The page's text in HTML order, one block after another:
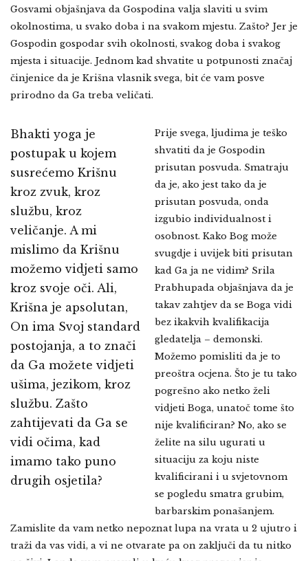
Gosvami objašnjava da Gospodina valja slaviti u svim
okolnostima, u svako doba i na svakom mjestu. Zašto? Jer je
Gospodin gospodar svih okolnosti, svakog doba i svakog
mjesta i situacije. Jednom kad shvatite u potpunosti značaj
činjenice da je Krišna vlasnik svega, bit će vam posve
prirodno da Ga treba veličati.
Bhakti yoga je
postupak u kojem
susrećemo Krišnu
kroz zvuk, kroz
službu, kroz
veličanje. A mi
mislimo da Krišnu
možemo vidjeti samo
kroz svoje oči. Ali,
Krišna je apsolutan,
On ima Svoj standard
postojanja, a to znači
da Ga možete vidjeti
ušima, jezikom, kroz
službu. Zašto
zahtijevati da Ga se
vidi očima, kad
imamo tako puno
drugih osjetila?
Prije svega, ljudima je teško
shvatiti da je Gospodin
prisutan posvuda. Smatraju
da je, ako jest tako da je
prisutan posvuda, onda
izgubio individualnost i
osobnost. Kako Bog može
svugdje i uvijek biti prisutan
kad Ga ja ne vidim? Srila
Prabhupada objašnjava da je
takav zahtjev da se Boga vidi
bez ikakvih kvalifikacija
gledatelja – demonski.
Možemo pomisliti da je to
preoštra ocjena. Što je tu tako
pogrešno ako netko želi
vidjeti Boga, unatoč tome što
nije kvalificiran? No, ako se
želite na silu ugurati u
situaciju za koju niste
kvalificirani i u svjetovnom
se pogledu smatra grubim,
barbarskim ponašanjem.
Zamislite da vam netko nepoznat lupa na vrata u 2 ujutro i
traži da vas vidi, a vi ne otvarate pa on zaključi da tu nitko